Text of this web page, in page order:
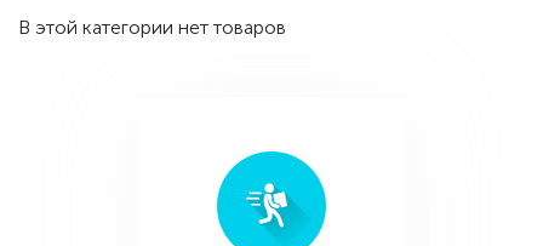
В этой категории нет товаров